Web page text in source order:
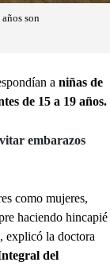
son
a niñas de
de 15 a 19 años.
embarazos
como mujeres,
haciendo hincapié
explicó la doctora
del